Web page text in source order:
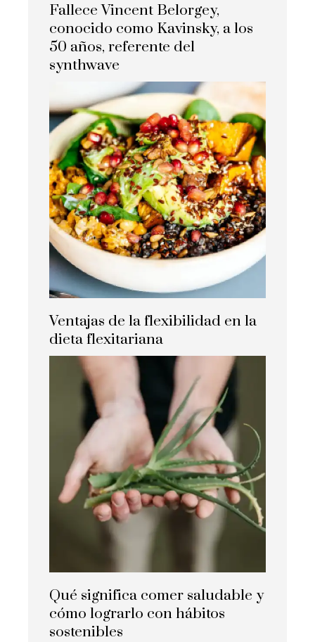
Fallece Vincent Belorgey,
conocido como Kavinsky, a los
50 años, referente del
synthwave
Ventajas de la flexibilidad en la
dieta flexitariana
Qué significa comer saludable y
cómo lograrlo con hábitos
sostenibles